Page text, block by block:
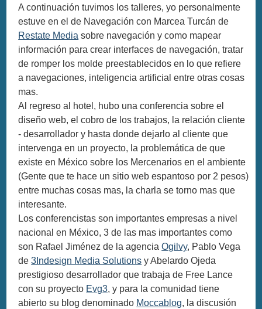
A continuación tuvimos los talleres, yo personalmente
estuve en el de Navegación con Marcea Turcán de
Restate Media sobre navegación y como mapear
información para crear interfaces de navegación, tratar
de romper los molde preestablecidos en lo que refiere
a navegaciones, inteligencia artificial entre otras cosas
mas.
Al regreso al hotel, hubo una conferencia sobre el
diseño web, el cobro de los trabajos, la relación cliente
- desarrollador y hasta donde dejarlo al cliente que
intervenga en un proyecto, la problemática de que
existe en México sobre los Mercenarios en el ambiente
(Gente que te hace un sitio web espantoso por 2 pesos)
entre muchas cosas mas, la charla se torno mas que
interesante.
Los conferencistas son importantes empresas a nivel
nacional en México, 3 de las mas importantes como
son Rafael Jiménez de la agenciaOgilvy, Pablo Vega
de3Indesign Media Solutions y Abelardo Ojeda
prestigioso desarrollador que trabaja de Free Lance
con su proyecto Evg3, y para la comunidad tiene
abierto su blog denominado Moccablog, la discusión